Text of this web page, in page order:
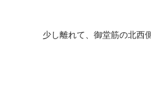
少し離れて、御堂筋の北西